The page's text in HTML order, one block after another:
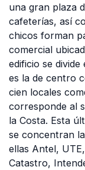
una gran plaza
cafeterías, así
chicos forman
comercial
edificio se
es la de centro
cien locales
corresponde al
la Costa. Esta
se concentran
ellas Antel,
Catastro,